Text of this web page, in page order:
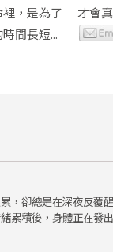
，是為了
間長短...
才會
，卻總是在深夜反覆
累積後，身體正在發